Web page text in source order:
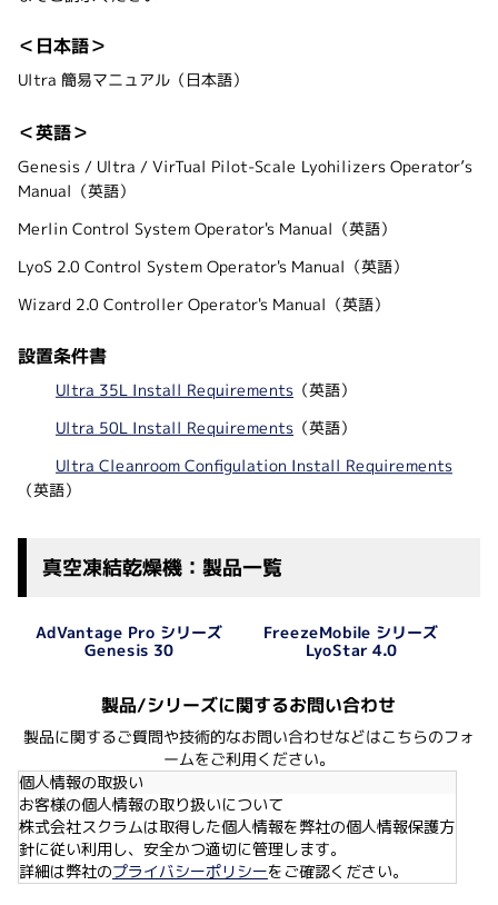
＜日本語＞
Ultra 簡易マニュアル（日本語）
＜英語＞
Genesis / Ultra / VirTual Pilot-Scale Lyohilizers Operator’s
Manual（英語）
Merlin Control System Operator's Manual（英語）
LyoS 2.0 Control System Operator's Manual（英語）
Wizard 2.0 Controller Operator's Manual（英語）
設置条件書
Ultra 35L Install Requirements（英語）
Ultra 50L Install Requirements（英語）
Ultra Cleanroom Configulation Install Requirements
（英語）
真空凍結乾燥機：製品一覧
AdVantage Pro シリーズ FreezeMobile シリーズ
Genesis 30 LyoStar 4.0
製品/シリーズに関するお問い合わせ
製品に関するご質問や技術的なお問い合わせなどはこちらのフォ
ームをご利用ください。
個人情報の取扱い
お客様の個人情報の取り扱いについて
株式会社スクラムは取得した個人情報を弊社の個人情報保護方
針に従い利用し、安全かつ適切に管理します。
詳細は弊社のプライバシーポリシーをご確認ください。